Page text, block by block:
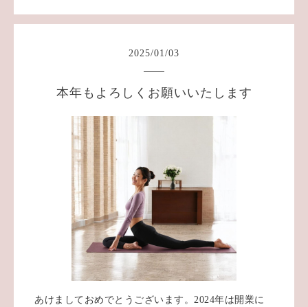
2025/01/03
本年もよろしくお願いいたします
あけましておめでとうございます。2024年は開業に